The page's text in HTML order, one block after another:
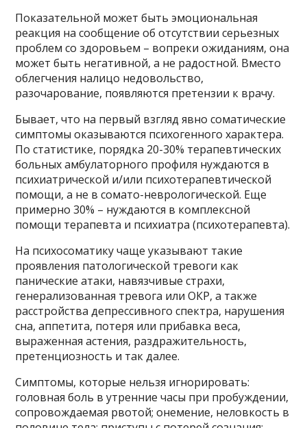
Показательной может быть эмоциональная
реакция на сообщение об отсутствии серьезных
проблем со здоровьем – вопреки ожиданиям, она
может быть негативной, а не радостной. Вместо
облегчения налицо недовольство,
разочарование, появляются претензии к врачу.
Бывает, что на первый взгляд явно соматические
симптомы оказываются психогенного характера.
По статистике, порядка 20-30% терапевтических
больных амбулаторного профиля нуждаются в
психиатрической и/или психотерапевтической
помощи, а не в сомато-неврологической. Еще
примерно 30% – нуждаются в комплексной
помощи терапевта и психиатра (психотерапевта).
На психосоматику чаще указывают такие
проявления патологической тревоги как
панические атаки, навязчивые страхи,
генерализованная тревога или ОКР, а также
расстройства депрессивного спектра, нарушения
сна, аппетита, потеря или прибавка веса,
выраженная астения, раздражительность,
претенциозность и так далее.
Симптомы, которые нельзя игнорировать:
головная боль в утренние часы при пробуждении,
сопровождаемая рвотой; онемение, неловкость в